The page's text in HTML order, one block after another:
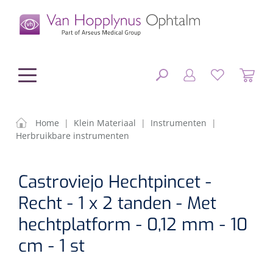
Chirurgisch materiaal
OP-sets
IOL's
Diagnostiek
Tonometers
OCT's
Klein Materiaal
Optometrie/Orthoptie
Optiek & Optometrie
FILTEREN
ZOEKRESULTATEN
Home | Klein Materiaal | Instrumenten
|
Herbruikbare instrumenten
Castroviejo Hechtpincet -
Recht - 1 x 2 tanden - Met
hechtplatform - 0,12 mm - 10
cm - 1 st